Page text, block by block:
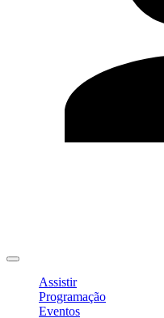
Assistir
Programação
Eventos